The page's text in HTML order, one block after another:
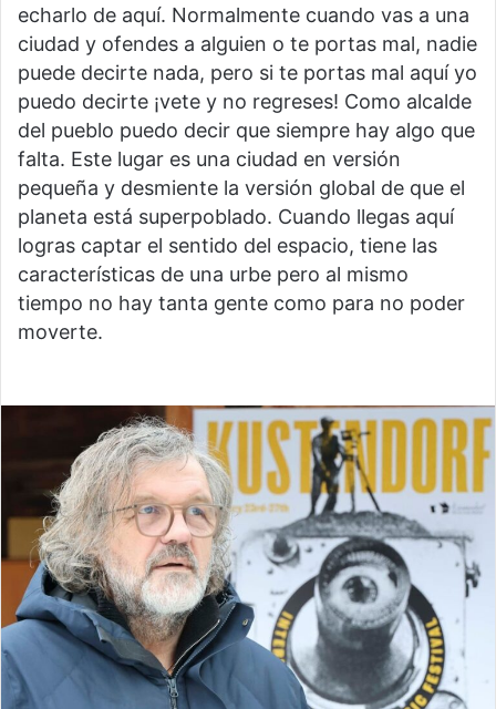
echarlo de aquí. Normalmente cuando vas a una
ciudad y ofendes a alguien o te portas mal, nadie
puede decirte nada, pero si te portas mal aquí yo
puedo decirte ¡vete y no regreses! Como alcalde
del pueblo puedo decir que siempre hay algo que
falta. Este lugar es una ciudad en versión
pequeña y desmiente la versión global de que el
planeta está superpoblado. Cuando llegas aquí
logras captar el sentido del espacio, tiene las
características de una urbe pero al mismo
tiempo no hay tanta gente como para no poder
moverte.